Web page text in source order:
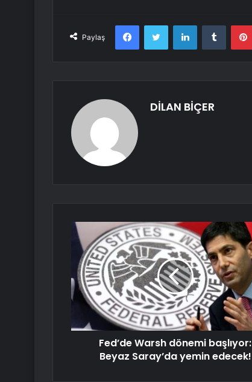
Paylaş
FacebookTwitter LinkedInTumblr
DİLAN BİÇER
Fed’de Warsh dönemi başlıyor:
Beyaz Saray’da yemin edecek!